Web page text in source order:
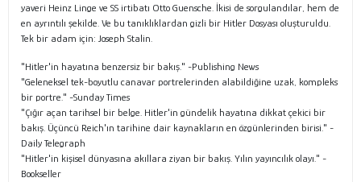
yaveri Heinz Linge ve SS irtibatı Otto Guensche. İkisi de sorgulandılar, hem de
en ayrıntılı şekilde. Ve bu tanıklıklardan gizli bir Hitler Dosyası oluşturuldu.
Tek bir adam için: Joseph Stalin.
"Hitler'in hayatına benzersiz bir bakış." -Publishing News
"Geleneksel tek-boyutlu canavar portrelerinden alabildiğine uzak, kompleks
bir portre." -Sunday Times
"Çığır açan tarihsel bir belge. Hitler'in gündelik hayatına dikkat çekici bir
bakış. Üçüncü Reich'ın tarihine dair kaynakların en özgünlerinden birisi." -
Daily Telegraph
"Hitler'in kişisel dünyasına akıllara ziyan bir bakış. Yılın yayıncılık olayı." -
Bookseller